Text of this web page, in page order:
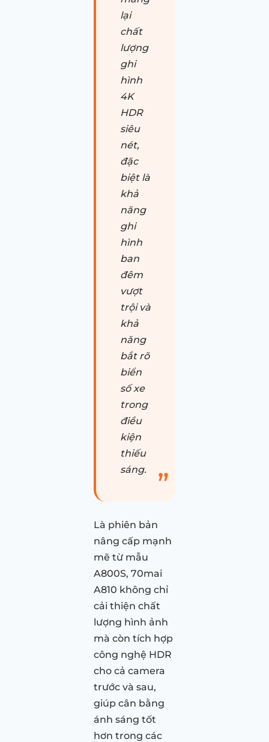
lại
chất
lượng
ghi
hình
4K
HDR
siêu
nét,
đặc
biệt là
khả
năng
ghi
hình
ban
đêm
vượt
trội và
khả
năng
bắt rõ
biển
số xe
trong
điều
kiện
thiếu
sáng.
Là phiên bản
nâng cấp mạnh
mẽ từ mẫu
A800S, 70mai
A810 không chỉ
cải thiện chất
lượng hình ảnh
mà còn tích hợp
công nghệ HDR
cho cả camera
trước và sau,
giúp cân bằng
ánh sáng tốt
hơn trong các